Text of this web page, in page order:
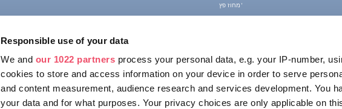
Responsible use of your data
We and our 1022 partners process your personal data, e.g. your IP-number,
cookies to store and access information on your device in order to serve
and content measurement, audience research and services development. You
your data and for what purposes. Your privacy choices are only applicable on
מחוז פץ'